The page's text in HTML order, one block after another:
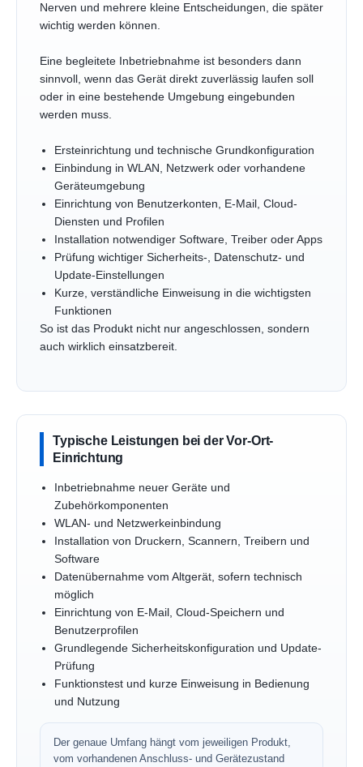
Nerven und mehrere kleine Entscheidungen, die später
wichtig werden können.
Eine begleitete Inbetriebnahme ist besonders dann
sinnvoll, wenn das Gerät direkt zuverlässig laufen soll
oder in eine bestehende Umgebung eingebunden
werden muss.
Ersteinrichtung und technische Grundkonfiguration
Einbindung in WLAN, Netzwerk oder vorhandene
Geräteumgebung
Einrichtung von Benutzerkonten, E-Mail, Cloud-
Diensten und Profilen
Installation notwendiger Software, Treiber oder Apps
Prüfung wichtiger Sicherheits-, Datenschutz- und
Update-Einstellungen
Kurze, verständliche Einweisung in die wichtigsten
Funktionen
So ist das Produkt nicht nur angeschlossen, sondern
auch wirklich einsatzbereit.
Typische Leistungen bei der Vor-Ort-
Einrichtung
Inbetriebnahme neuer Geräte und
Zubehörkomponenten
WLAN- und Netzwerkeinbindung
Installation von Druckern, Scannern, Treibern und
Software
Datenübernahme vom Altgerät, sofern technisch
möglich
Einrichtung von E-Mail, Cloud-Speichern und
Benutzerprofilen
Grundlegende Sicherheitskonfiguration und Update-
Prüfung
Funktionstest und kurze Einweisung in Bedienung
und Nutzung
Der genaue Umfang hängt vom jeweiligen Produkt,
vom vorhandenen Anschluss- und Gerätezustand